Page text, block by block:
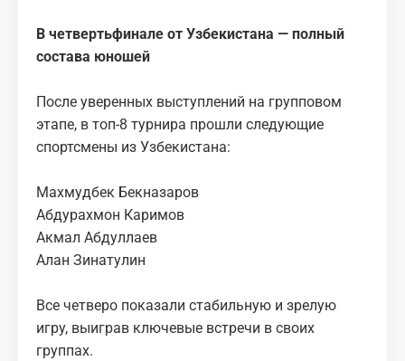
В четвертьфинале от Узбекистана — полный
состава юношей
После уверенных выступлений на групповом
этапе, в топ-8 турнира прошли следующие
спортсмены из Узбекистана:
Махмудбек Бекназаров
Абдурахмон Каримов
Акмал Абдуллаев
Алан Зинатулин
Все четверо показали стабильную и зрелую
игру, выиграв ключевые встречи в своих
группах.